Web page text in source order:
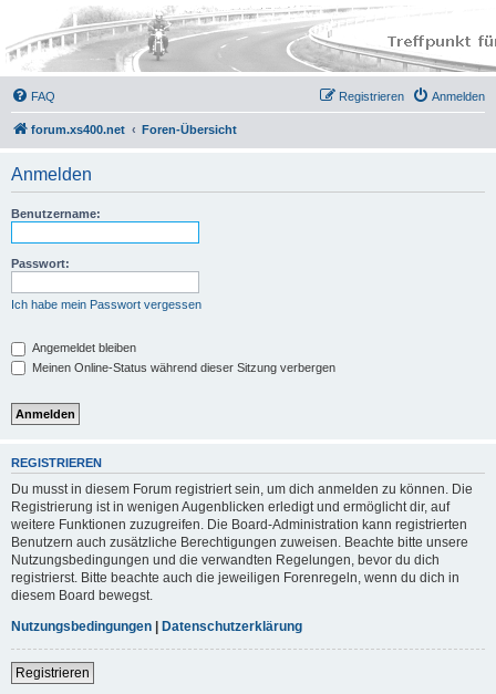
FAQ Anmelden
Registrieren
forum.xs400.net Foren-Übersicht
Anmelden
Benutzername:
Passwort:
Ich habe mein Passwort vergessen
Angemeldet bleiben
Meinen Online-Status während dieser Sitzung verbergen
REGISTRIEREN
Du musst in diesem Forum registriert sein, um dich anmelden zu können. Die
Registrierung ist in wenigen Augenblicken erledigt und ermöglicht dir, auf
weitere Funktionen zuzugreifen. Die Board-Administration kann registrierten
Benutzern auch zusätzliche Berechtigungen zuweisen. Beachte bitte unsere
Nutzungsbedingungen und die verwandten Regelungen, bevor du dich
registrierst. Bitte beachte auch die jeweiligen Forenregeln, wenn du dich in
diesem Board bewegst.
Nutzungsbedingungen | Datenschutzerklärung
Registrieren